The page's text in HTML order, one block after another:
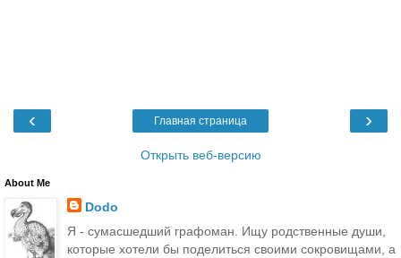
‹ ›
Главная страница
Открыть веб-версию
About Me
Dodo
Я - сумасшедший графоман. Ищу родственные души,
которые хотели бы поделиться своими сокровищами, а